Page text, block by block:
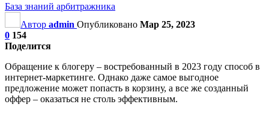
База знаний арбитражника
Автор admin Опубликовано Мар 25, 2023
0 154
Поделится
Обращение к блогеру – востребованный в 2023 году способ в
интернет-маркетинге. Однако даже самое выгодное
предложение может попасть в корзину, а все же созданный
оффер – оказаться не столь эффективным.